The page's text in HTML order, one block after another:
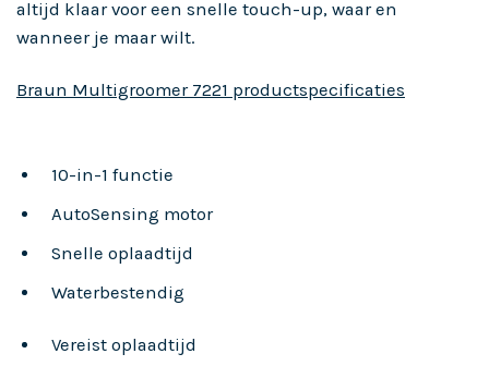
altijd klaar voor een snelle touch-up, waar en
wanneer je maar wilt.
Braun Multigroomer 7221 productspecificaties
10-in-1 functie
AutoSensing motor
Snelle oplaadtijd
Waterbestendig
Vereist oplaadtijd